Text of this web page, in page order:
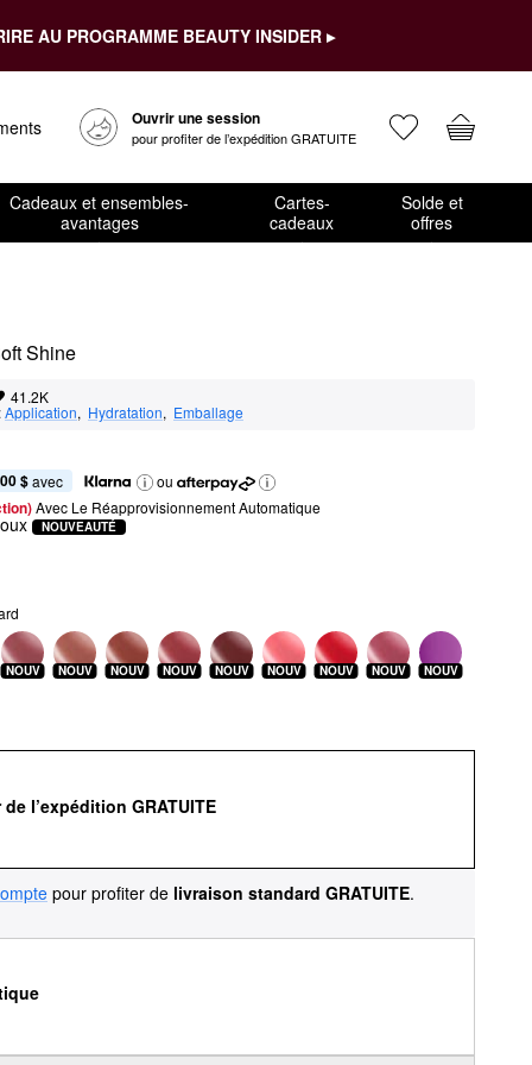
AU PROGRAMME BEAUTY INSIDER ▸
Ouvrir une session
pour profiter de l’expédition GRATUITE
Cadeaux et ensembles-
avantages
Cartes-
cadeaux
Solde et
offres
Shine
41.2K
Application, Hydratation, Emballage
$ avec
ou
Avec Le Réapprovisionnement Automatique
NOUVEAUTÉ
NOUV NOUV NOUV NOUV NOUV NOUV NOUV NOUV NOUV
l’expédition GRATUITE
pour profiter de livraison standard GRATUITE.